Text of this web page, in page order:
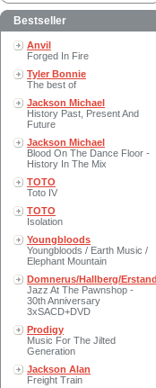
Bestseller
Anvil
Forged In Fire
Tyler Bonnie
The best of
Jackson Michael
History Past, Present And
Future
Jackson Michael
Blood On The Dance Floor -
History In The Mix
TOTO
Toto IV
TOTO
Isolation
Youngbloods
Youngbloods / Earth Music /
Elephant Mountain
Domnerus/Hallberg/Erstand
Jazz At The Pawnshop -
30th Anniversary
3xSACD+DVD
Prodigy
Music For The Jilted
Generation
Jackson Alan
Freight Train